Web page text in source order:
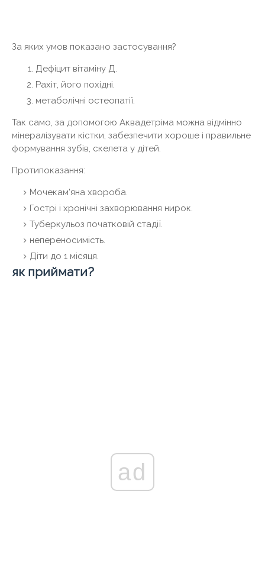
За яких умов показано застосування?
Дефіцит вітаміну Д.
Рахіт, його похідні.
метаболічні остеопатії.
Так само, за допомогою Аквадетріма можна відмінно
мінералізувати кістки, забезпечити хороше і правильне
формування зубів, скелета у дітей.
Протипоказання:
Мочекам'яна хвороба.
Гострі і хронічні захворювання нирок.
Туберкульоз початковій стадії.
непереносимість.
Діти до 1 місяця.
як приймати?
ad